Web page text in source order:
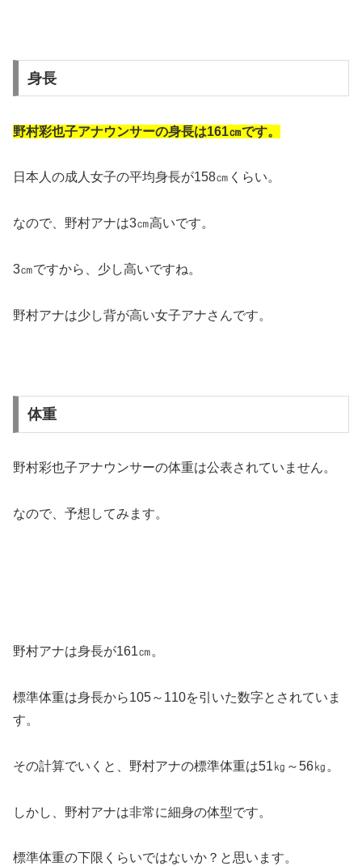
身長
野村彩也子アナウンサーの身長は161㎝です。
日本人の成人女子の平均身長が158㎝くらい。
なので、野村アナは3㎝高いです。
3㎝ですから、少し高いですね。
野村アナは少し背が高い女子アナさんです。
体重
野村彩也子アナウンサーの体重は公表されていません。
なので、予想してみます。
野村アナは身長が161㎝。
標準体重は身長から105～110を引いた数字とされていま
す。
その計算でいくと、野村アナの標準体重は51㎏～56㎏。
しかし、野村アナは非常に細身の体型です。
標準体重の下限くらいではないか？と思います。